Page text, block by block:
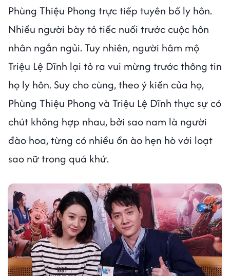
Phùng Thiệu Phong trực tiếp tuyên bố ly hôn.
Nhiều người bày tỏ tiếc nuối trước cuộc hôn
nhân ngắn ngủi. Tuy nhiên, người hâm mộ
Triệu Lệ Dĩnh lại tỏ ra vui mừng trước thông tin
họ ly hôn. Suy cho cùng, theo ý kiến ​​của họ,
Phùng Thiệu Phong và Triệu Lệ Dĩnh thực sự có
chút không hợp nhau, bởi sao nam là người
đào hoa, từng có nhiều ồn ào hẹn hò với loạt
sao nữ trong quá khứ.